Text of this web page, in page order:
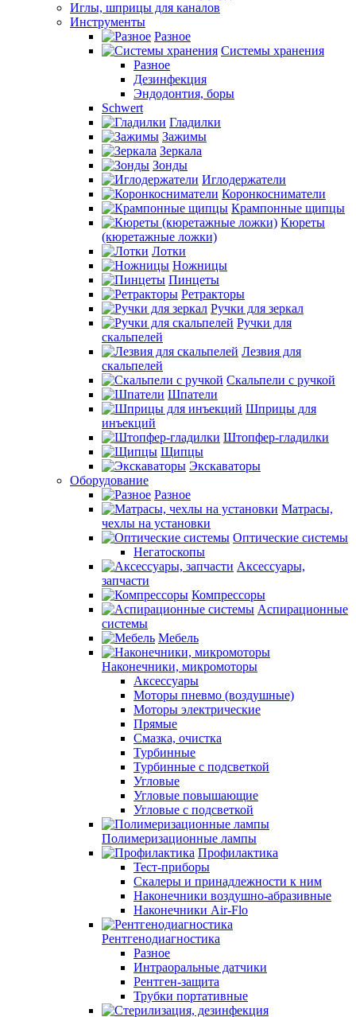
Иглы, шприцы для каналов
Инструменты
Разное
Системы хранения
Разное
Дезинфекция
Эндодонтия, боры
Schwert
Гладилки
Зажимы
Зеркала
Зонды
Иглодержатели
Коронкосниматели
Крампонные щипцы
Кюреты
(кюретажные ложки)
Лотки
Ножницы
Пинцеты
Ретракторы
Ручки для зеркал
Ручки для
скальпелей
Лезвия для
скальпелей
Скальпели с ручкой
Шпатели
Шприцы для
инъекций
Штопфер-гладилки
Щипцы
Экскаваторы
Оборудование
Разное
Матрасы,
чехлы на установки
Оптические системы
Негатоскопы
Аксессуары,
запчасти
Компрессоры
Аспирационные
системы
Мебель
Наконечники, микромоторы
Аксессуары
Моторы пневмо (воздушные)
Моторы электрические
Прямые
Смазка, очистка
Турбинные
Турбинные с подсветкой
Угловые
Угловые повышающие
Угловые с подсветкой
Полимеризационные лампы
Профилактика
Тест-приборы
Скалеры и принадлежности к ним
Наконечники воздушно-абразивные
Наконечники Air-Flo
Рентгенодиагностика
Разное
Интраоральные датчики
Рентген-защита
Трубки портативные